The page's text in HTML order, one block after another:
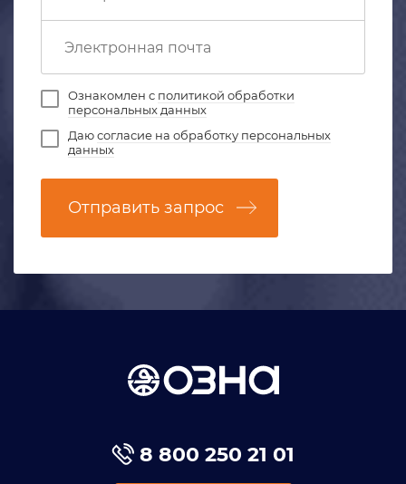
Ознакомлен с политикой обработки
персональных данных
Даюсогласие на обработку персональных
данных
Отправить запрос
8 800 250 21 01